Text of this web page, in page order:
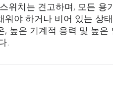
위치는 견고하며, 모든 용
워야 하거나 비어 있는 상
, 높은 기계적 응력 및 높
.